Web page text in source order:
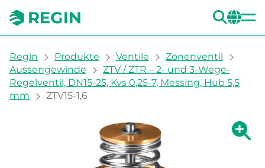
You are here:
Regin Produkte Ventile
Zonenventil
Aussengewinde
ZTV / ZTR – 2- und 3-Wege-
Regelventil, DN15-25, Kvs 0,25-7, Messing, Hub 5,5
mm
ZTV15-1,6
Zeige